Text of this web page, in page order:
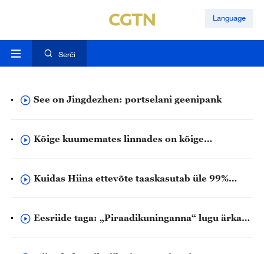
Language
Serĉi
See on Jingdezhen: portselani geenipank
Kõige kuumemates linnades on kõige
Kuidas Hiina ettevõte taaskasutab üle 99%
Eesriide taga: „Piraadikuninganna“ lugu ärkab